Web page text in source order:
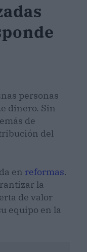
personas
dinero. Sin
de
del
en reformas.
la
de valor
equipo en la